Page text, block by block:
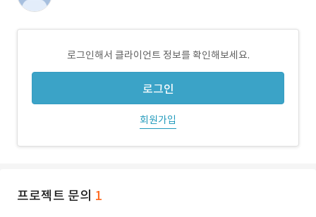
로그인해서 클라이언트 정보를 확인해보세요.
로그인
회원가입
프로젝트 문의 1